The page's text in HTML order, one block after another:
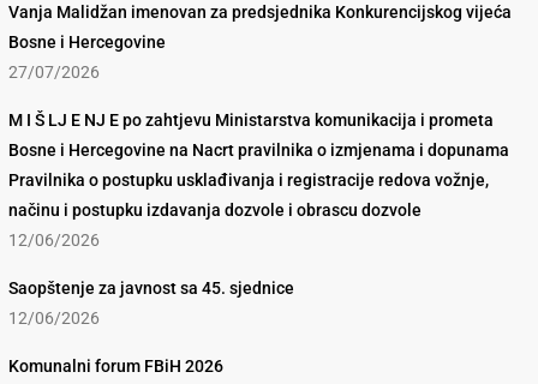
Vanja Malidžan imenovan za predsjednika Konkurencijskog vijeća
Bosne i Hercegovine
27/07/2026
M I Š LJ E NJ E po zahtjevu Ministarstva komunikacija i prometa
Bosne i Hercegovine na Nacrt pravilnika o izmjenama i dopunama
Pravilnika o postupku usklađivanja i registracije redova vožnje,
načinu i postupku izdavanja dozvole i obrascu dozvole
12/06/2026
Saopštenje za javnost sa 45. sjednice
12/06/2026
Komunalni forum FBiH 2026